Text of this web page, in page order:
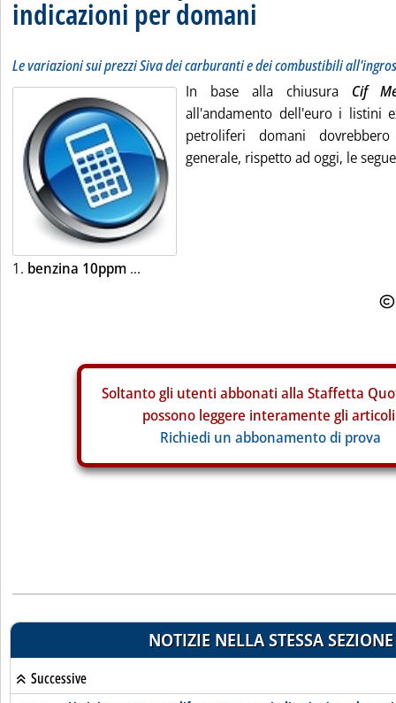
indicazioni per domani
Le variazioni sui prezzi Siva dei carburanti e dei combustibili
In base alla chiusura Cif
all'andamento dell'euro i listini
petroliferi domani
generale, rispetto ad oggi, le
1. benzina 10ppm ...
Soltanto gli utenti abbonati alla Staffetta
possono leggere interamente gli
Richiedi un abbonamento di prova
NOTIZIE NELLA STESSA SEZIONE
Successive